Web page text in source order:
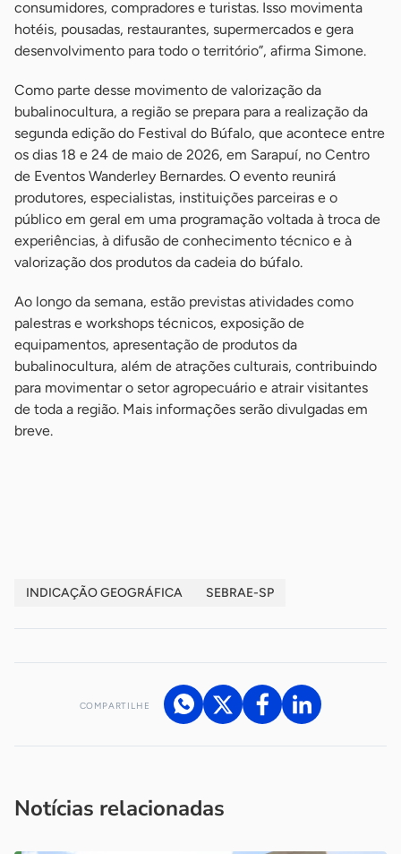
consumidores, compradores e turistas. Isso movimenta
hotéis, pousadas, restaurantes, supermercados e gera
desenvolvimento para todo o território”, afirma Simone.
Como parte desse movimento de valorização da
bubalinocultura, a região se prepara para a realização da
segunda edição do Festival do Búfalo, que acontece entre
os dias 18 e 24 de maio de 2026, em Sarapuí, no Centro
de Eventos Wanderley Bernardes. O evento reunirá
produtores, especialistas, instituições parceiras e o
público em geral em uma programação voltada à troca de
experiências, à difusão de conhecimento técnico e à
valorização dos produtos da cadeia do búfalo.
Ao longo da semana, estão previstas atividades como
palestras e workshops técnicos, exposição de
equipamentos, apresentação de produtos da
bubalinocultura, além de atrações culturais, contribuindo
para movimentar o setor agropecuário e atrair visitantes
de toda a região. Mais informações serão divulgadas em
breve.
INDICAÇÃO GEOGRÁFICA SEBRAE-SP
COMPARTILHE
Notícias relacionadas